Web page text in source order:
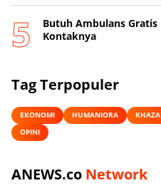
Butuh Ambulans Gratis
Kontaknya
Tag Terpopuler
EKONOMI HUMANIORA
OPINI
ANEWS.co Network